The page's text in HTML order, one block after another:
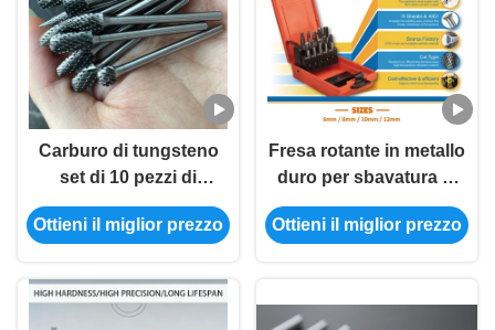
Carburo di tungsteno
set di 10 pezzi di
carboidrati di tungsteno
Ottieni il miglior prezzo
Fresa rotante in metallo
duro per sbavatura di
metalli Fresas Rotativas
Desbarbado
Ottieni il miglior prezzo